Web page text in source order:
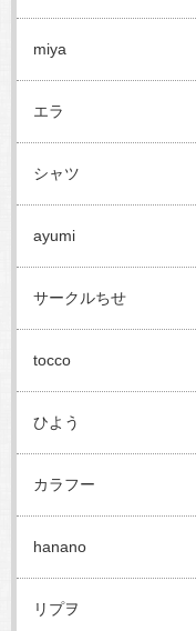
miya
エラ
シャツ
ayumi
サークルちせ
tocco
ひよう
カラフー
hanano
リプヲ